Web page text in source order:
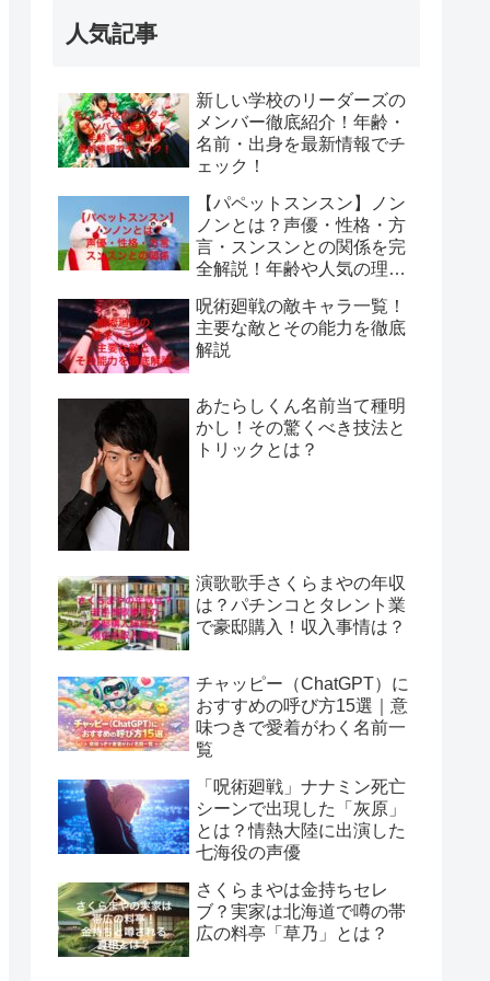
人気記事
新しい学校のリーダーズの
メンバー徹底紹介！年齢・
名前・出身を最新情報でチ
ェック！
【パペットスンスン】ノン
ノンとは？声優・性格・方
言・スンスンとの関係を完
全解説！年齢や人気の理由
呪術廻戦の敵キャラ一覧！
主要な敵とその能力を徹底
解説
あたらしくん名前当て種明
かし！その驚くべき技法と
トリックとは？
演歌歌手さくらまやの年収
は？パチンコとタレント業
で豪邸購入！収入事情は？
チャッピー（ChatGPT）に
おすすめの呼び方15選｜意
味つきで愛着がわく名前一
覧
「呪術廻戦」ナナミン死亡
シーンで出現した「灰原」
とは？情熱大陸に出演した
七海役の声優
さくらまやは金持ちセレ
ブ？実家は北海道で噂の帯
広の料亭「草乃」とは？